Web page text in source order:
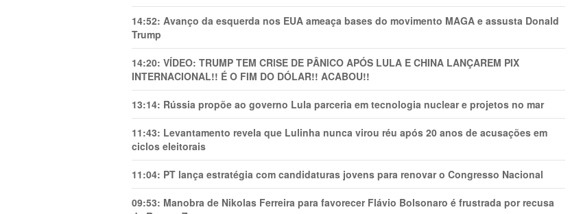
14:52: Avanço da esquerda nos EUA ameaça bases do movimento MAGA e assusta Donald
Trump
14:20: VÍDEO: TRUMP TEM CRlSE DE PÂNlCO APÓS LULA E CHINA LANÇAREM PIX
INTERNACIONAL!! É O FIM DO DÓLAR!! ACABOU!!
13:14: Rússia propõe ao governo Lula parceria em tecnologia nuclear e projetos no mar
11:43: Levantamento revela que Lulinha nunca virou réu após 20 anos de acusações em
ciclos eleitorais
11:04: PT lança estratégia com candidaturas jovens para renovar o Congresso Nacional
09:53: Manobra de Nikolas Ferreira para favorecer Flávio Bolsonaro é frustrada por recusa